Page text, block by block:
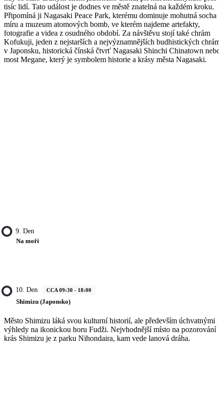
tisíc lidí. Tato událost je dodnes ve městě znatelná na každém kroku.
Připomíná ji Nagasaki Peace Park, kterému dominuje mohutná socha
míru a muzeum atomových bomb, ve kterém najdeme artefakty,
fotografie a videa z osudného období. Za návštěvu stojí také chrám
Kofukuji, jeden z nejstarších a nejvýznamnějších budhistických
v Japonsku, historická čínská čtvrť Nagasaki Shinchi Chinatown
most Megane, který je symbolem historie a krásy města Nagasaki.
9. Den
Na moři
10. Den CCA 09:30 - 18:00
Shimizu (Japonsko)
Město Shimizu láká svou kulturní historií, ale především úchvatnými
výhledy na ikonickou horu Fudži. Nejvhodnější místo na pozorování
krás Shimizu je z parku Nihondaira, kam vede lanová dráha.